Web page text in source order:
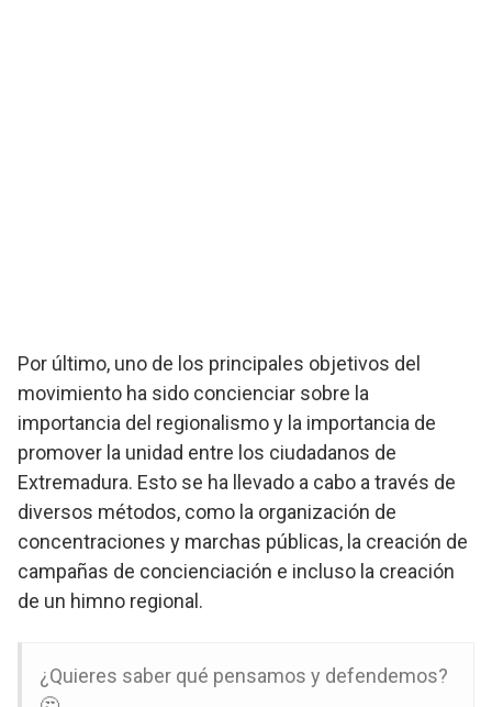
Por último, uno de los principales objetivos del
movimiento ha sido concienciar sobre la
importancia del regionalismo y la importancia de
promover la unidad entre los ciudadanos de
Extremadura. Esto se ha llevado a cabo a través de
diversos métodos, como la organización de
concentraciones y marchas públicas, la creación de
campañas de concienciación e incluso la creación
de un himno regional.
¿Quieres saber qué pensamos y defendemos?